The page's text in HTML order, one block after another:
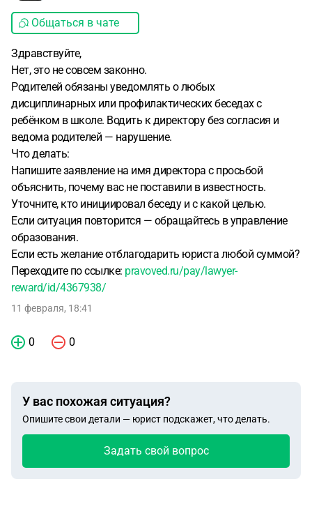
Общаться в чате
Здравствуйте,
Нет, это не совсем законно.
Родителей обязаны уведомлять о любых
дисциплинарных или профилактических беседах с
ребёнком в школе. Водить к директору без согласия и
ведома родителей — нарушение.
Что делать:
Напишите заявление на имя директора с просьбой
объяснить, почему вас не поставили в известность.
Уточните, кто инициировал беседу и с какой целью.
Если ситуация повторится — обращайтесь в управление
образования.
Если есть желание отблагодарить юриста любой суммой?
Переходите по ссылке: pravoved.ru/pay/lawyer-
reward/id/4367938/
11 февраля, 18:41
0 0
У вас похожая ситуация?
Опишите свои детали — юрист подскажет, что делать.
Задать свой вопрос